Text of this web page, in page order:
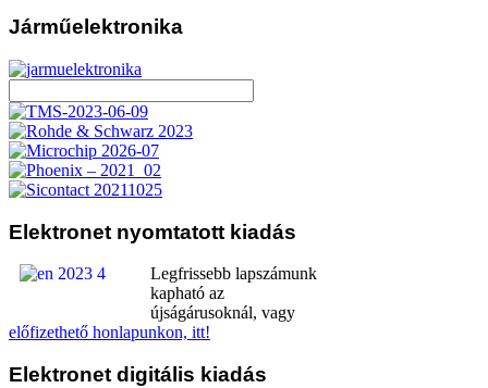
Járműelektronika
Elektronet nyomtatott kiadás
Legfrissebb lapszámunk
kapható az
újságárusoknál, vagy
előfizethető honlapunkon, itt!
Elektronet digitális kiadás